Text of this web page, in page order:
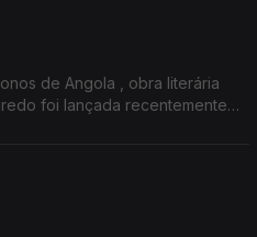
de Angola , obra literária
foi lançada recentemente